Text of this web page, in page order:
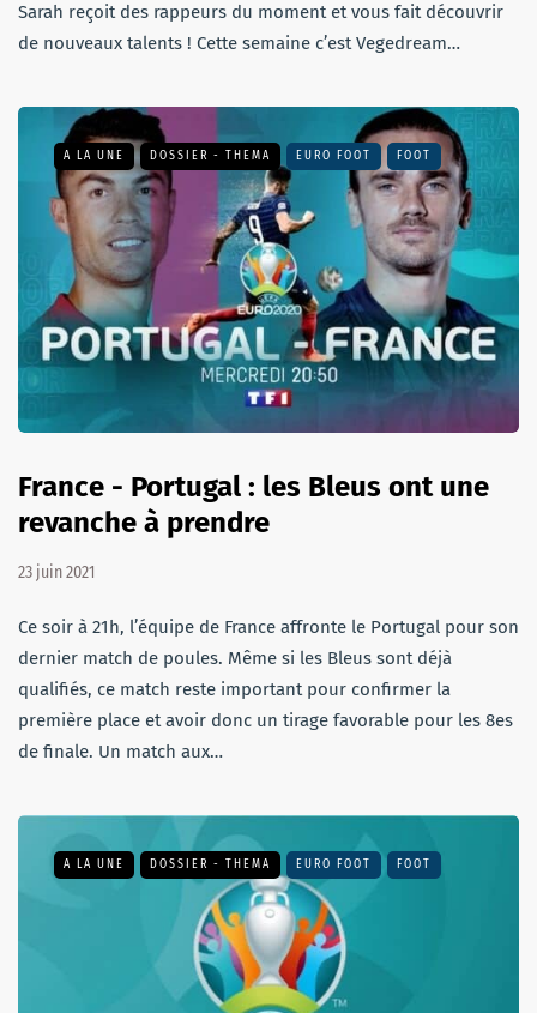
Sarah reçoit des rappeurs du moment et vous fait découvrir
de nouveaux talents ! Cette semaine c’est Vegedream…
A LA UNE DOSSIER - THEMA EURO FOOT FOOT
France - Portugal : les Bleus ont une
revanche à prendre
23 juin 2021
Ce soir à 21h, l’équipe de France affronte le Portugal pour son
dernier match de poules. Même si les Bleus sont déjà
qualifiés, ce match reste important pour confirmer la
première place et avoir donc un tirage favorable pour les 8es
de finale. Un match aux…
A LA UNE DOSSIER - THEMA EURO FOOT FOOT